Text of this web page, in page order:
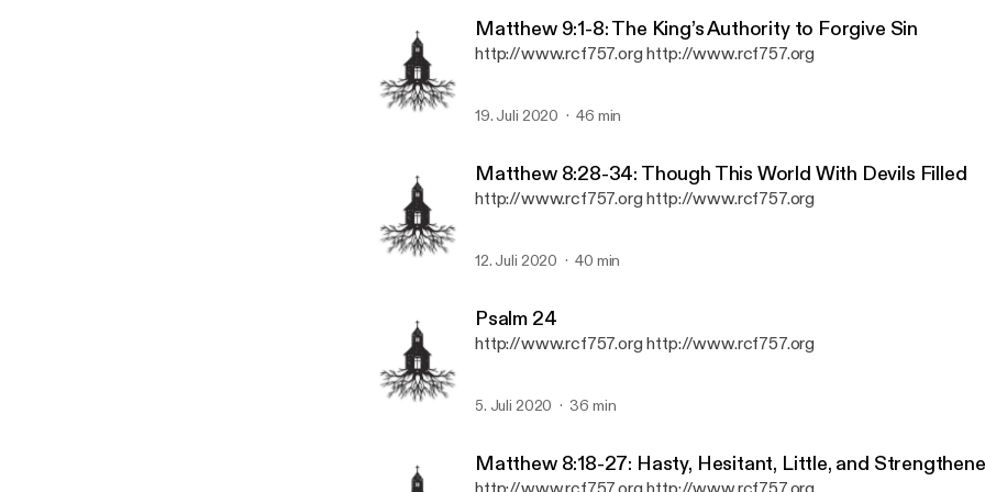
Matthew 9:1-8: The King’s Authority to Forgive Sin
http://www.rcf757.org http://www.rcf757.org
19. Juli 2020 46 min
Matthew 8:28-34: Though This World With Devils Filled
http://www.rcf757.org http://www.rcf757.org
12. Juli 2020 40 min
Psalm 24
http://www.rcf757.org http://www.rcf757.org
5. Juli 2020 36 min
Matthew 8:18-27: Hasty, Hesitant, Little, and